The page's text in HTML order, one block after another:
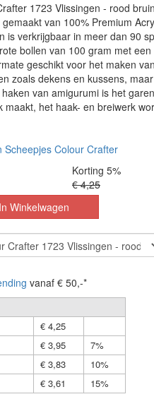
1723 Vlissingen - rood
van 100% Premium
is verkrijgbaar in meer dan 90
bollen van 100 gram met
geschikt voor het maken
zoals dekens en kussens,
van amigurumi is het
maakt, het haak- en breiwerk
Scheepjes Colour Crafter
Korting 5%
€ 4,25
vanaf € 50,-*
€ 4,25
€ 3,95
7%
€ 3,83
10%
€ 3,61 15%